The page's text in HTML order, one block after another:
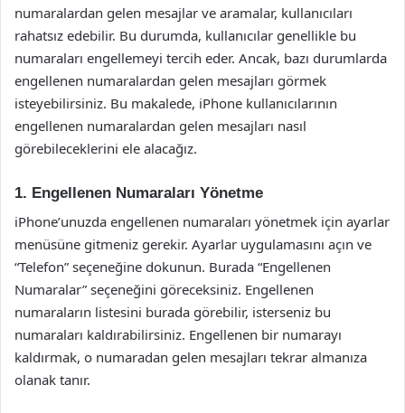
numaralardan gelen mesajlar ve aramalar, kullanıcıları
rahatsız edebilir. Bu durumda, kullanıcılar genellikle bu
numaraları engellemeyi tercih eder. Ancak, bazı durumlarda
engellenen numaralardan gelen mesajları görmek
isteyebilirsiniz. Bu makalede, iPhone kullanıcılarının
engellenen numaralardan gelen mesajları nasıl
görebileceklerini ele alacağız.
1. Engellenen Numaraları Yönetme
iPhone’unuzda engellenen numaraları yönetmek için ayarlar
menüsüne gitmeniz gerekir. Ayarlar uygulamasını açın ve
“Telefon” seçeneğine dokunun. Burada “Engellenen
Numaralar” seçeneğini göreceksiniz. Engellenen
numaraların listesini burada görebilir, isterseniz bu
numaraları kaldırabilirsiniz. Engellenen bir numarayı
kaldırmak, o numaradan gelen mesajları tekrar almanıza
olanak tanır.